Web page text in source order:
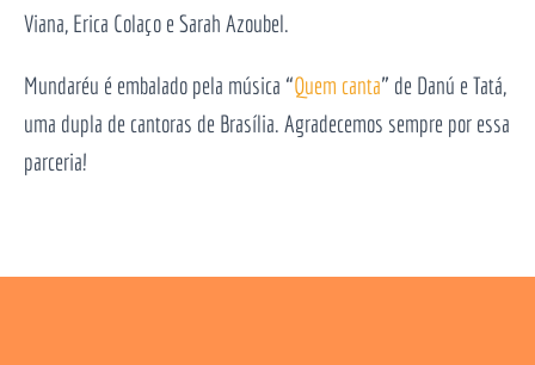
Viana, Erica Colaço e Sarah Azoubel.
Mundaréu é embalado pela música “Quem canta” de Danú e Tatá,
uma dupla de cantoras de Brasília. Agradecemos sempre por essa
parceria!